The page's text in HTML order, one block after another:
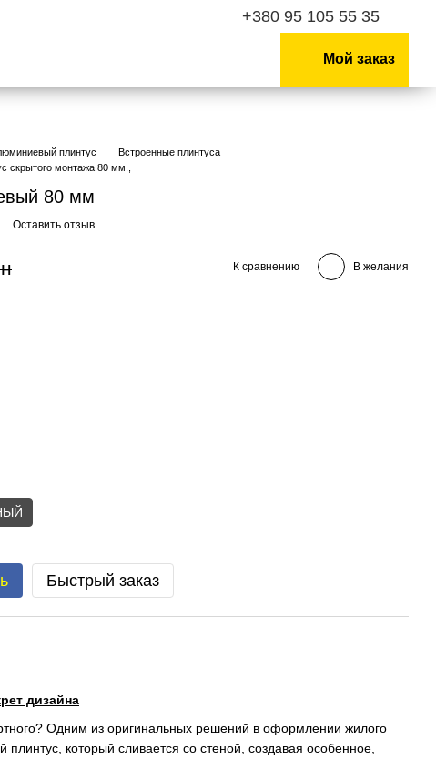
+380 95 105 55 35
Мой заказ
плинтус
Встроенные плинтуса
скрытого монтажа 80 мм.,
80 мм
Оставить отзыв
К сравнению В желания
Быстрый заказ
дизайна
Одним из оригинальных решений в оформлении жилого
плинтус, который сливается со стеной, создавая особенное,